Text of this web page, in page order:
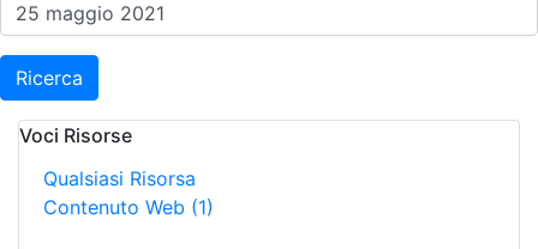
Ricerca
Voci Risorse
Qualsiasi Risorsa
Contenuto Web (1)